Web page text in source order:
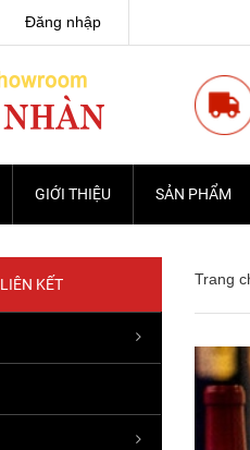
Đăng nhập
GIỚI THIỆU SẢN PHẨM
Trang
LIÊN KẾT